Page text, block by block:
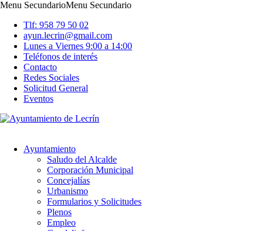
Menu SecundarioMenu Secundario
Tlf: 958 79 50 02
ayun.lecrin@gmail.com
Lunes a Viernes 9:00 a 14:00
Teléfonos de interés
Contacto
Redes Sociales
Solicitud General
Eventos
Ayuntamiento
Saludo del Alcalde
Corporación Municipal
Concejalías
Urbanismo
Formularios y Solicitudes
Plenos
Empleo